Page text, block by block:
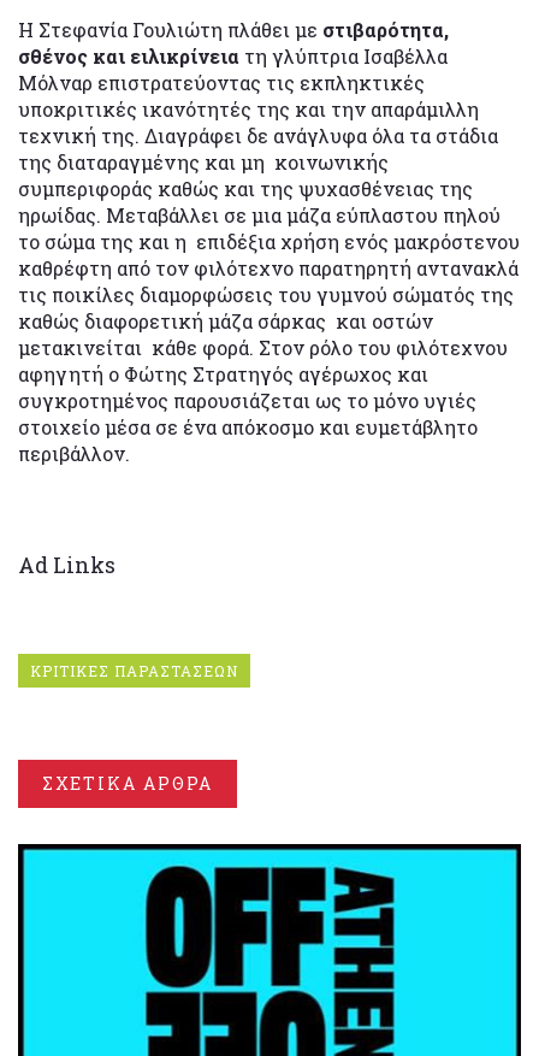
Η Στεφανία Γουλιώτη πλάθει με στιβαρότητα,
σθένος και ειλικρίνεια τη γλύπτρια Ισαβέλλα
Μόλναρ επιστρατεύοντας τις εκπληκτικές
υποκριτικές ικανότητές της και την απαράμιλλη
τεχνική της. Διαγράφει δε ανάγλυφα όλα τα στάδια
της διαταραγμένης και μη κοινωνικής
συμπεριφοράς καθώς και της ψυχασθένειας της
ηρωίδας. Μεταβάλλει σε μια μάζα εύπλαστου πηλού
το σώμα της και η επιδέξια χρήση ενός μακρόστενου
καθρέφτη από τον φιλότεχνο παρατηρητή αντανακλά
τις ποικίλες διαμορφώσεις του γυμνού σώματός της
καθώς διαφορετική μάζα σάρκας και οστών
μετακινείται κάθε φορά. Στον ρόλο του φιλότεχνου
αφηγητή ο Φώτης Στρατηγός αγέρωχος και
συγκροτημένος παρουσιάζεται ως το μόνο υγιές
στοιχείο μέσα σε ένα απόκοσμο και ευμετάβλητο
περιβάλλον.
Ad Links
ΚΡΙΤΙΚΕΣ ΠΑΡΑΣΤΑΣΕΩΝ
ΣΧΕΤΙΚΑ ΑΡΘΡΑ